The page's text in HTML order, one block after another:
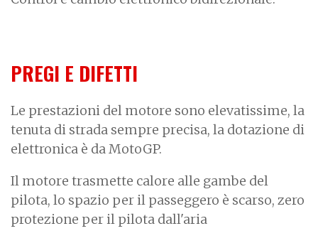
PREGI E DIFETTI
Le prestazioni del motore sono elevatissime, la
tenuta di strada sempre precisa, la dotazione di
elettronica è da MotoGP.
Il motore trasmette calore alle gambe del
pilota, lo spazio per il passeggero è scarso, zero
protezione per il pilota dall'aria